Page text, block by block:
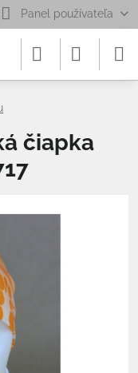
Panel používateľa
čiapka